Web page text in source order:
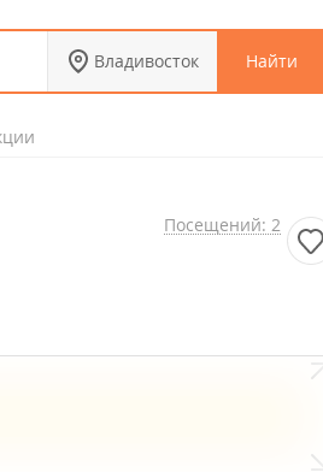
Владивосток Найти
Посещений: 2